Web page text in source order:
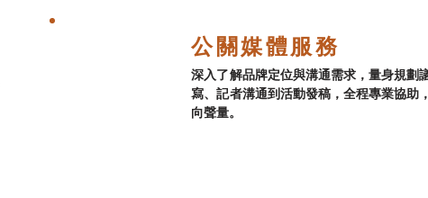
公關媒體服務
深入了解品牌定位與溝通需求，量身規劃
寫、記者溝通到活動發稿，全程專業協助
向聲量。